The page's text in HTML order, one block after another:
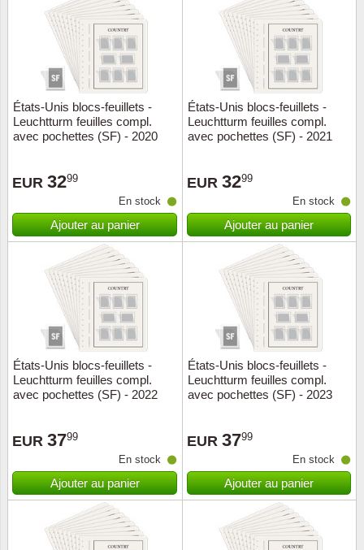
États-Unis blocs-feuillets -
Leuchtturm feuilles compl.
avec pochettes (SF) - 2020
EUR 3299
En stock
Ajouter au panier
États-Unis blocs-feuillets -
Leuchtturm feuilles compl.
avec pochettes (SF) - 2021
EUR 3299
En stock
Ajouter au panier
États-Unis blocs-feuillets -
Leuchtturm feuilles compl.
avec pochettes (SF) - 2022
EUR 3799
En stock
Ajouter au panier
États-Unis blocs-feuillets -
Leuchtturm feuilles compl.
avec pochettes (SF) - 2023
EUR 3799
En stock
Ajouter au panier
Love
Année
Chypre
Etats-
Fleurs